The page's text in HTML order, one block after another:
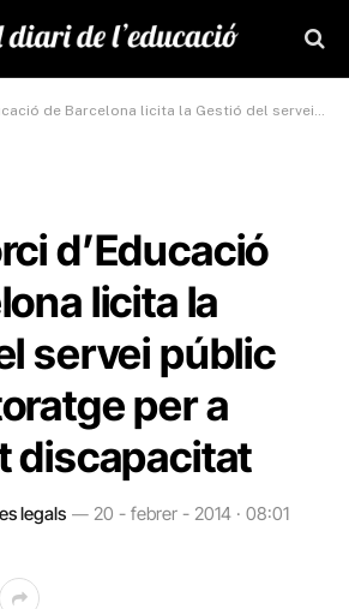
licita la Gestió del servei públic de monitoratge per a l’alumnat discapacitat
d’Educació
licita la
servei públic
per a
discapacitat
legals
20 - febrer - 2014 · 08:01